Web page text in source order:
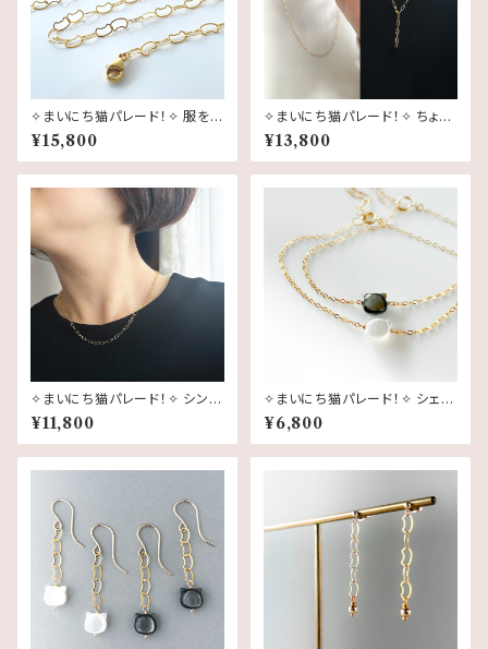
✧まいにち猫パレード！✧ 服を選
ばず、長く使える 猫チェーンネッ
クレス | 14kgf
¥15,800
✧まいにち猫パレード！✧ ちょう
どいい長さの 猫チェーンネック
レス｜50cm / 60cm・14kgf
Y字 猫モチーフ
¥13,800
✧まいにち猫パレード！✧ シンプ
ルに楽しむ 猫チェーンネックレ
ス｜45cm・1連・14kgf 猫モチ
ーフ
¥11,800
✧まいにち猫パレード！✧ シェル
猫のきらり細チェーンブレスレッ
ト（白猫 or 黒猫・14kgf 猫チェ
ーン）｜白蝶貝 黒蝶貝
¥6,800